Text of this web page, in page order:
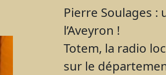
Pierre Soulages :
l’Aveyron !
Totem, la radio
sur le